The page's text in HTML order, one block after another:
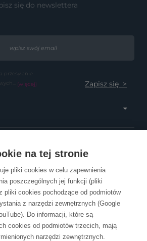
na tej stronie
pliki cookies w celu zapewnienia
poszczególnych jej funkcji (pliki
pliki cookies pochodzące od podmiotów
z narzędzi zewnętrznych (Google
Do informacji, które są
cookies od podmiotów trzecich, mają
narzędzi zewnętrznych.
się do newslettera
przesyłanie
(więcej)